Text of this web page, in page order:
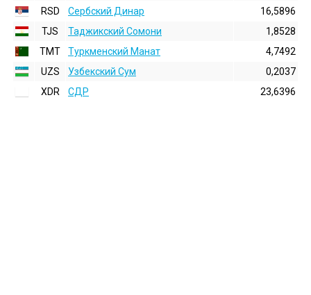
RSD
Сербский Динар
16,5896
TJS
Таджикский Сомони
1,8528
TMT
Туркменский Манат
4,7492
UZS
Узбекский Сум
0,2037
XDR
СДР 23,6396